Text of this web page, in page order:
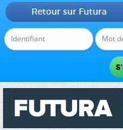
Retour sur Futura